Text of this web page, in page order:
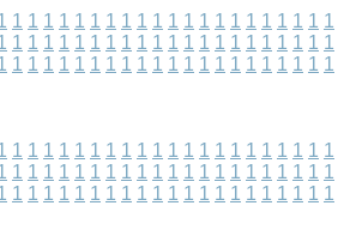
1 1 1 1 1 1 1 1 1 1 1 1 1 1 1 1 1 1 1 1 1
1 1 1 1 1 1 1 1 1 1 1 1 1 1 1 1 1 1 1 1 1
1 1 1 1 1 1 1 1 1 1 1 1 1 1 1 1 1 1 1 1 1
1 1 1 1 1 1 1 1 1 1 1 1 1 1 1 1 1 1 1 1 1
1 1 1 1 1 1 1 1 1 1 1 1 1 1 1 1 1 1 1 1 1
1 1 1 1 1 1 1 1 1 1 1 1 1 1 1 1 1 1 1 1 1